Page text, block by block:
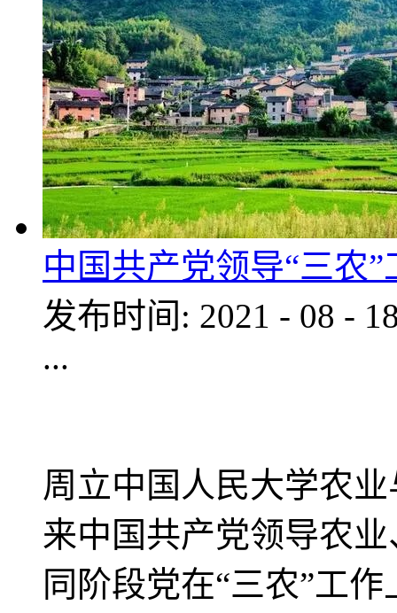
中国共产党领导“三农
发布时间: 2021 - 08 -
...
周立中国人民大学农
来中国共产党领导农
同阶段党在“三农”工